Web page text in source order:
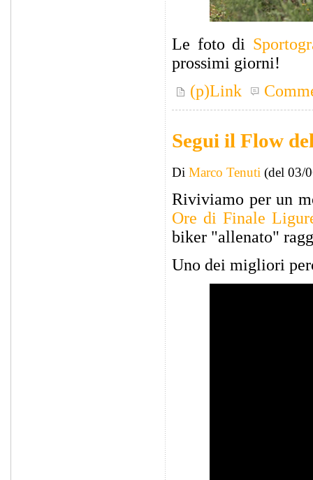
Le foto di
prossimi giorni!
(p)Link
Segui il Flow
Di Marco Tenuti (del 03/
Riviviamo per un
Ore di Finale
biker "allenato"
Uno dei migliori